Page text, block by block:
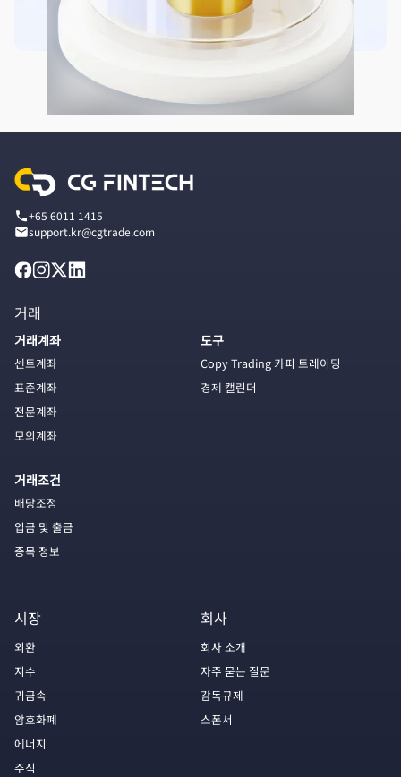
+65 6011 1415
support.kr@cgtrade.com
거래
거래계좌
센트계좌
표준계좌
전문계좌
모의계좌
거래조건
배당조정
입금 및 출금
종목 정보
도구
Copy Trading 카피 트레이딩
경제 캘린더
시장
외환
지수
귀금속
암호화폐
에너지
주식
회사
회사 소개
자주 묻는 질문
감독규제
스폰서